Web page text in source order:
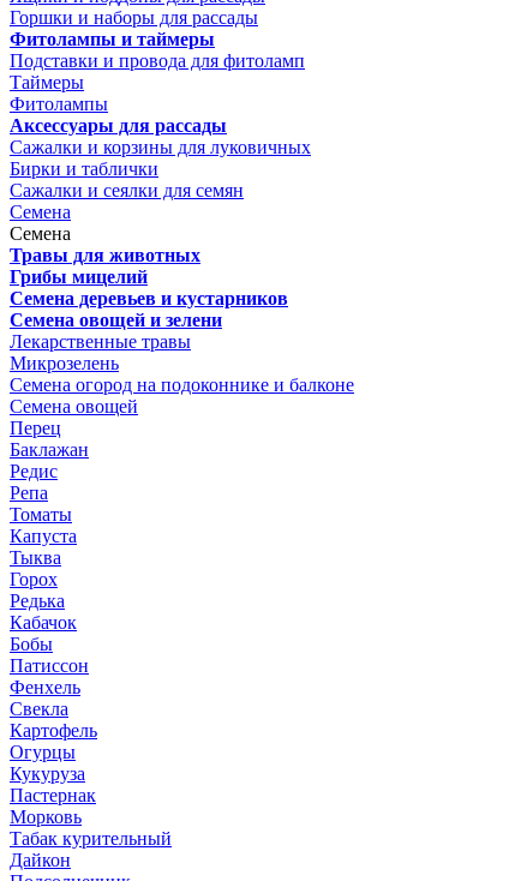
Горшки и наборы для рассады
Фитолампы и таймеры
Подставки и провода для фитоламп
Таймеры
Фитолампы
Аксессуары для рассады
Сажалки и корзины для луковичных
Бирки и таблички
Сажалки и сеялки для семян
Семена
Семена
Травы для животных
Грибы мицелий
Семена деревьев и кустарников
Семена овощей и зелени
Лекарственные травы
Микрозелень
Семена огород на подоконнике и балконе
Семена овощей
Перец
Баклажан
Редис
Репа
Томаты
Капуста
Тыква
Горох
Редька
Кабачок
Бобы
Патиссон
Фенхель
Свекла
Картофель
Огурцы
Кукуруза
Пастернак
Морковь
Табак курительный
Дайкон